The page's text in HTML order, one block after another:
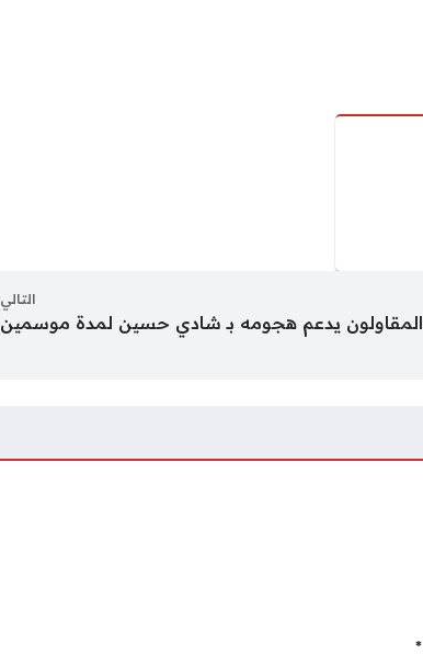
التالي
المقاولون يدعم هجومه بـ شادي حسين لمدة موسمين
*